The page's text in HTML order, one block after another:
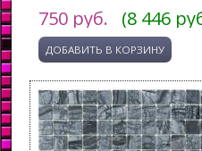
750 руб. (8 446